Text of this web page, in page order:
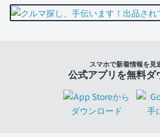
スマホで新着情報を見
公式アプリを無料ダ